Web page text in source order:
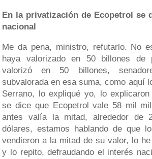
En la privatización de Ecopetrol se
nacional
Me da pena, ministro, refutarlo. No
haya valorizado en 50 billones
valorizó en 50 billones,
subvalorada en esa suma, como aquí
Serrano, lo expliqué yo, lo
se dice que Ecopetrol vale 58 mil
antes valía la mitad, alrededor de
dólares, estamos hablando de que
vendieron a la mitad de su valor, lo
y lo repito, defraudando el interés